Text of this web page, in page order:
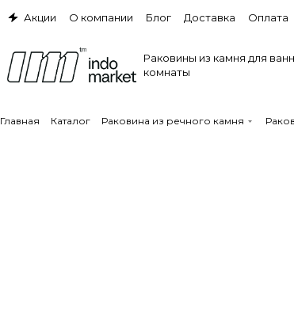
Акции О компании Блог Доставка Оплата
Раковины из камня для
комнаты
Главная Каталог Раковина из речного камня